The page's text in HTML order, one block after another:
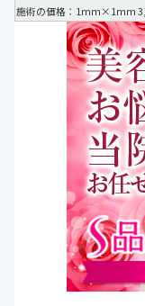
施術の価格：1mm×1mm